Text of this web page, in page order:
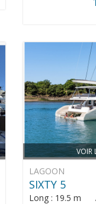
VOIR
LAGOON
SIXTY 5
Long : 19.5 m